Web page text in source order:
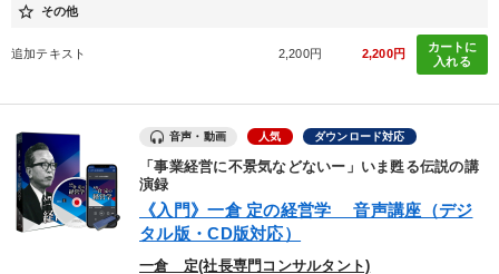
star_border その他
追加テキスト 2,200円 2,200円
カートに
入れる
音声・動画 人気 ダウンロード対応
「事業経営に不景気などないー」いま甦る伝説の講
演録
《入門》一倉 定の経営学 音声講座（デジ
タル版・CD版対応）
一倉 定(社長専門コンサルタント)